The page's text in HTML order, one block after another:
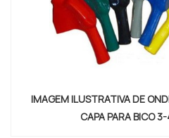
IMAGEM ILUSTRATIVA DE
CAPA PARA BICO